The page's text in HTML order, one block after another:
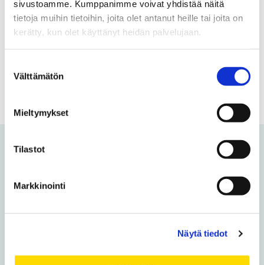
sivustoamme. Kumppanimme voivat yhdistää näitä
tietoja muihin tietoihin, joita olet antanut heille tai joita on
kerätty, kun olet käyttänyt heidän palvelujaan.
valinta
Välttämätön
Mieltymykset
Tilastot
Markkinointi
Näytä tiedot
yhteiskunnallisesta vaikuttamisesta. Pysy
kanssamme kehityksen eturintamassa.
näistä
maksuttomiin korkeakouluopintoihin
ilman opiskelupaikkaa jääneille nuorille